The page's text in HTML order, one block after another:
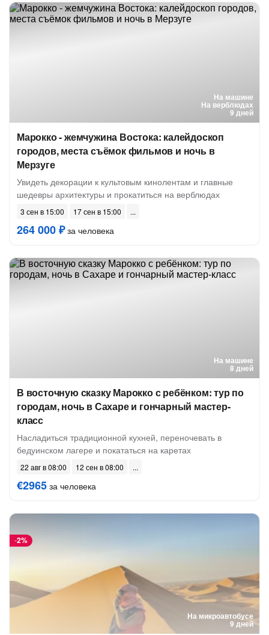
На машине
На верблюдах
9 дней
Марокко - жемчужина Востока: калейдоскоп
городов, места съёмок фильмов и ночь в
Мерзуге
Увидеть декорации к культовым кинолентам и главные
шедевры архитектуры и прокатиться на верблюдах
3 сен в 15:00 17 сен в 15:00
264 000 ₽за человека
На машине
8 дней
В восточную сказку Марокко с ребёнком: тур по
городам, ночь в Сахаре и гончарный мастер-
класс
Насладиться традиционной кухней, переночевать в
бедуинском лагере и покататься на каретах
22 авг в 08:00 12 сен в 08:00
€2965 за человека
На микроавтобусе
9 дней
-2%